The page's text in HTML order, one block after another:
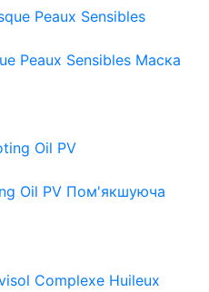
Peaux Sensibles Маска
Oil PV Пом'якшуюча